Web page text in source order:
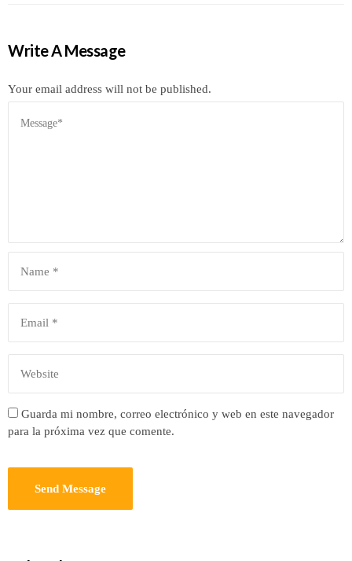
Write A Message
Your email address will not be published.
Guarda mi nombre, correo electrónico y web en este navegador
para la próxima vez que comente.